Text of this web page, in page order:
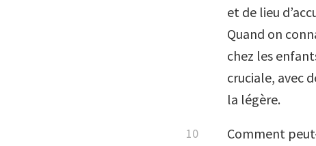
et de lieu
Quand on
chez les
cruciale, avec
la légère.
Comment